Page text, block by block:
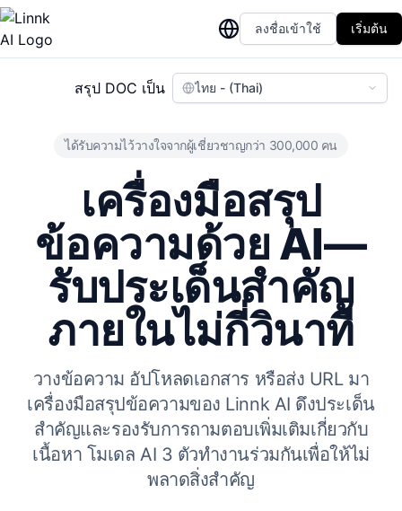
ลงชื่อเข้าใช้ เริ่มต้น
สรุป DOC เป็น ไทย - (Thai)
ได้รับความไว้วางใจจากผู้เชี่ยวชาญกว่า 300,000 คน
เครื่องมือสรุป
ข้อความด้วย AI—
รับประเด็นสำคัญ
ภายในไม่กี่วินาที
วางข้อความ อัปโหลดเอกสาร หรือส่ง URL มา
เครื่องมือสรุปข้อความของ Linnk AI ดึงประเด็น
สำคัญและรองรับการถามตอบเพิ่มเติมเกี่ยวกับ
เนื้อหา โมเดล AI 3 ตัวทำงานร่วมกันเพื่อให้ไม่
พลาดสิ่งสำคัญ